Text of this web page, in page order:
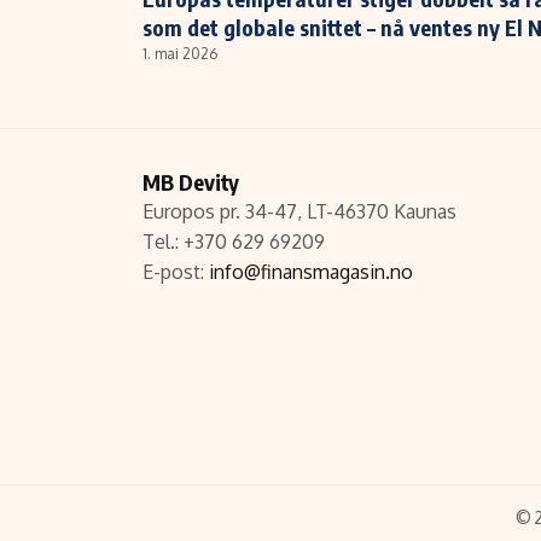
som det globale snittet – nå ventes ny El
1. mai 2026
MB Devity
Europos pr. 34-47, LT-46370 Kaunas
Tel.: +370 629 69209
E-post: info@finansmagasin.no
©